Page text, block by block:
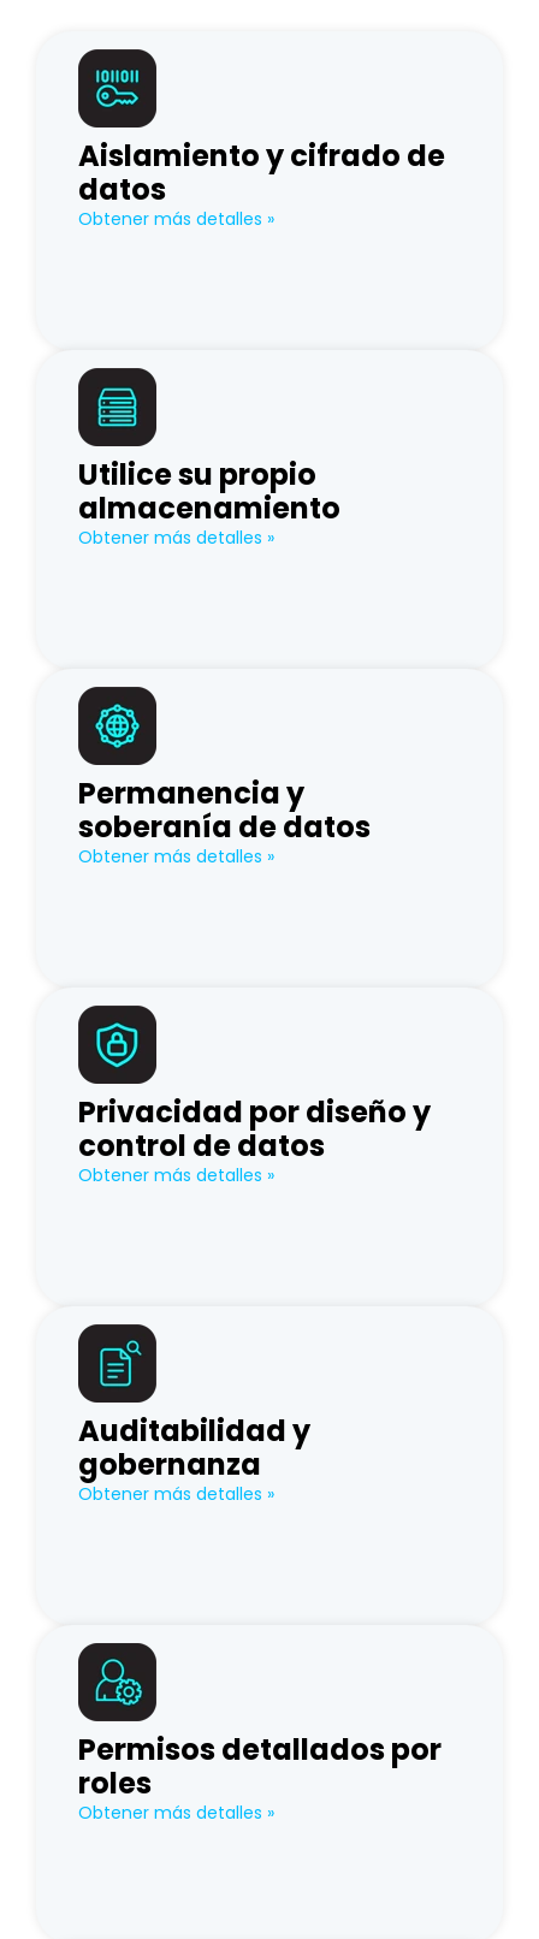
Aislamiento y cifrado de
datos
Obtener más detalles »
Utilice su propio
almacenamiento
Obtener más detalles »
Permanencia y
soberanía de datos
Obtener más detalles »
Privacidad por diseño y
control de datos
Obtener más detalles »
Auditabilidad y
gobernanza
Obtener más detalles »
Permisos detallados por
roles
Obtener más detalles »